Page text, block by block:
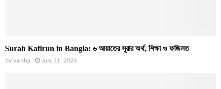
Surah Kafirun in Bangla: ৬ আয়াতের সূরার অর্থ, শিক্ষা ও ফজিলত
by varsha July 31, 2026